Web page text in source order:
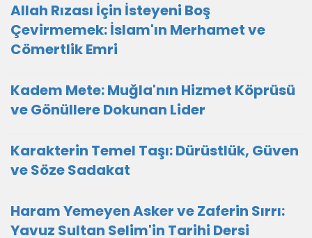
Allah Rızası İçin İsteyeni Boş
Çevirmemek: İslam'ın Merhamet ve
Cömertlik Emri
Kadem Mete: Muğla'nın Hizmet Köprüsü
ve Gönüllere Dokunan Lider
Karakterin Temel Taşı: Dürüstlük, Güven
ve Söze Sadakat
Haram Yemeyen Asker ve Zaferin Sırrı:
Yavuz Sultan Selim'in Tarihi Dersi